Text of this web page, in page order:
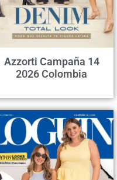
Azzorti Campaña 14
2026 Colombia